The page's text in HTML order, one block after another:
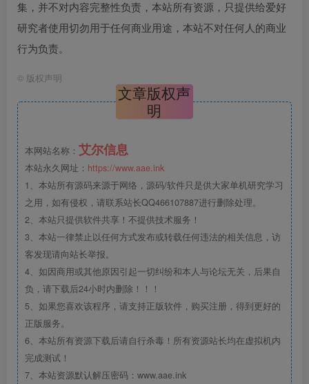
集，并不对内容完整性负责，本站所有资源，只提供给爱好
研究者使用切勿用于任何商业用途，本站不对任何人的商业
行为负责。
© 版权声明
文章版权声
明
本网站名称： 艾尔信息
本站永久网址： https://www.aae.ink
1、本站所有源码来源于网络，源码/软件只是供大家单机研究学习
之用，如有侵权，请联系站长QQ466107887进行删除处理。
2、本站只提供软件共享！不提供技术服务！
3、本站一律禁止以任何方式发布或转载任何违法的相关信息，访
客发现请向站长举报。
4、如因商用或其他原因引起一切纠纷和本人与论坛无关，后果自
负，请下载后24小时内删除！！！
5、如果您喜欢该程序，请支持正版软件，购买注册，得到更好的
正版服务。
6、本站所有资源下载后请自行杀毒！所有资源站长均在虚拟机内
完成测试！
7、本站资源默认解压密码：www.aae.ink